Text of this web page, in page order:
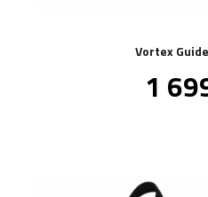
Vortex
Pris
1